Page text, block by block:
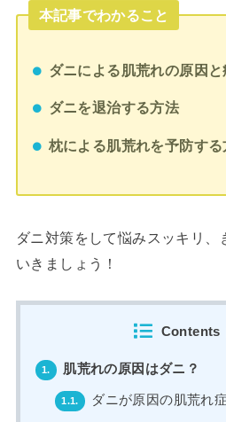
本記事でわかること
ダニによる肌荒れの原因と
ダニを退治する方法
枕による肌荒れを予防する
ダニ対策をして悩みスッキリ、
いきましょう！
Contents
1. 肌荒れの原因はダニ？
1.1. ダニが原因の肌荒れ